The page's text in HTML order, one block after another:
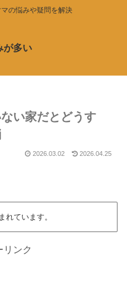
の悩みや疑問を解決
が多い
い家だとどうす
2026.03.02 2026.04.25
れています。
リンク